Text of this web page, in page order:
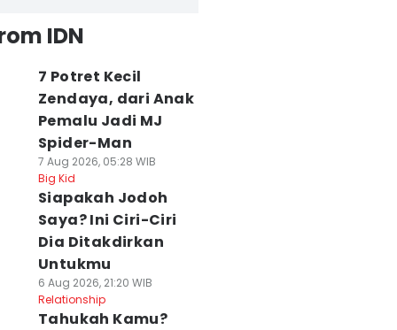
IDN
7 Potret Kecil
Zendaya, dari Anak
Pemalu Jadi MJ
Spider-Man
7 Aug 2026, 05:28 WIB
Big Kid
Siapakah Jodoh
Saya? Ini Ciri-Ciri
Dia Ditakdirkan
Untukmu
6 Aug 2026, 21:20 WIB
Relationship
Tahukah Kamu?